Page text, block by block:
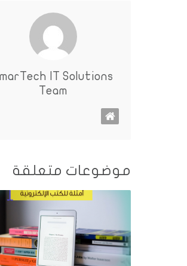
IT Solutions
Team
موضوعات متعلقة